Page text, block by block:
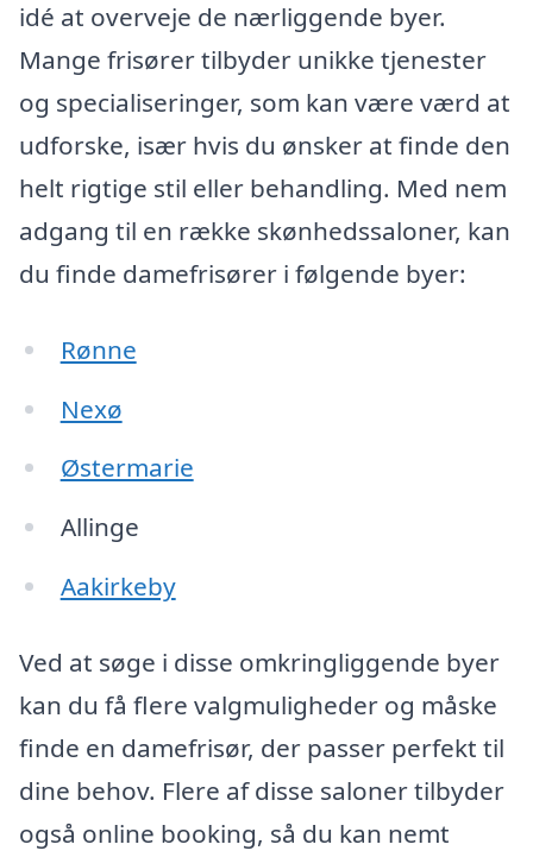
idé at overveje de nærliggende byer.
Mange frisører tilbyder unikke tjenester
og specialiseringer, som kan være værd at
udforske, især hvis du ønsker at finde den
helt rigtige stil eller behandling. Med nem
adgang til en række skønhedssaloner, kan
du finde damefrisører i følgende byer:
Rønne
Nexø
Østermarie
Allinge
Aakirkeby
Ved at søge i disse omkringliggende byer
kan du få flere valgmuligheder og måske
finde en damefrisør, der passer perfekt til
dine behov. Flere af disse saloner tilbyder
også online booking, så du kan nemt